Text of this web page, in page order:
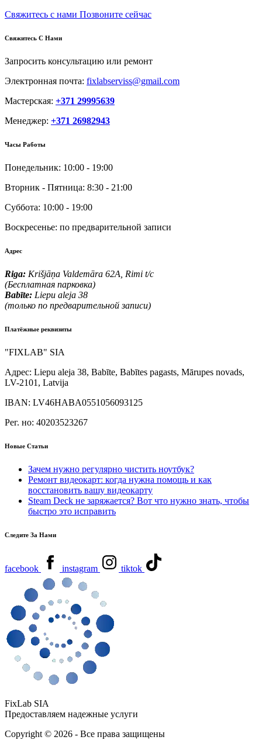
Свяжитесь с нами Позвоните сейчас
Свяжитесь С Нами
Запросить консультацию или ремонт
Электронная почта: fixlabserviss@gmail.com
Мастерская: +371 29995639
Менеджер: +371 26982943
Часы Работы
Понедельник: 10:00 - 19:00
Вторник - Пятница: 8:30 - 21:00
Суббота: 10:00 - 19:00
Воскресенье: по предварительной записи
Адрес
Riga: Krišjāņa Valdemāra 62A, Rimi t/c
(Бесплатная парковка)
Babīte: Liepu aleja 38
(только по предварительной записи)
Платёжные реквизиты
"FIXLAB" SIA
Адрес: Liepu aleja 38, Babīte, Babītes pagasts, Mārupes novads,
LV-2101, Latvija
IBAN: LV46HABA0551056093125
Рег. но: 40203523267
Новые Статьи
Зачем нужно регулярно чистить ноутбук?
Ремонт видеокарт: когда нужна помощь и как
восстановить вашу видеокарту
Steam Deck не заряжается? Вот что нужно знать, чтобы
быстро это исправить
Следите За Нами
facebook instagram tiktok
FixLab SIA
Предоставляем надежные услуги
Copyright © 2026 - Все права защищены